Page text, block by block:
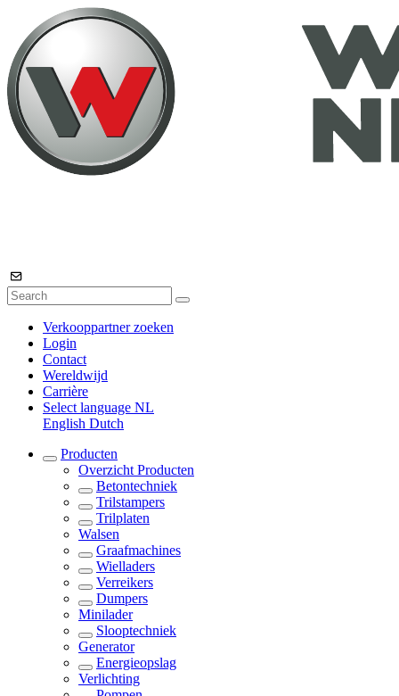
Verkooppartner zoeken
Login
Contact
Wereldwijd
Carrière
Select language NL
English Dutch
Producten
Overzicht Producten
Betontechniek
Trilstampers
Trilplaten
Walsen
Graafmachines
Wielladers
Verreikers
Dumpers
Minilader
Slooptechniek
Generator
Energieopslag
Verlichting